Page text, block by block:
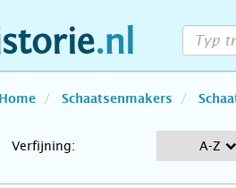
Home Schaatsenmakers
Verfijning: A-Z